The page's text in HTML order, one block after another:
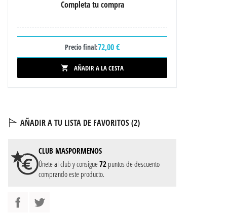
Completa tu compra
Precio final:72,00 €
 AÑADIR A LA CESTA
AÑADIR A TU LISTA DE FAVORITOS (2)
CLUB MASPORMENOS
Únete al club y consigue72 puntos de descuento
comprando este producto.